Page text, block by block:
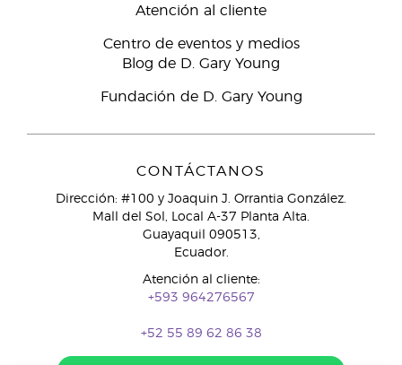
Atención al cliente
Centro de eventos y medios
Blog de D. Gary Young
Fundación de D. Gary Young
CONTÁCTANOS
Dirección: #100 y Joaquin J. Orrantia González.
Mall del Sol, Local A-37 Planta Alta.
Guayaquil 090513,
Ecuador.
Atención al cliente:
+593 964276567
+52 55 89 62 86 38